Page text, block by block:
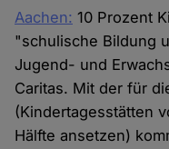
Aachen: 10 Prozent
"schulische Bildung
Jugend- und
Caritas. Mit der für
(Kindertagesstätten
Hälfte ansetzen)